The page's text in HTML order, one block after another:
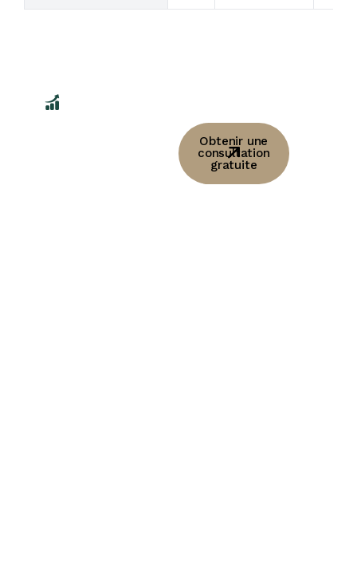
Obtenir une
consultation
gratuite